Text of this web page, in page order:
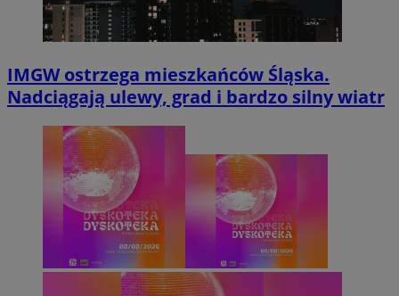
IMGW ostrzega mieszkańców Śląska.
Nadciągają ulewy, grad i bardzo silny wiatr